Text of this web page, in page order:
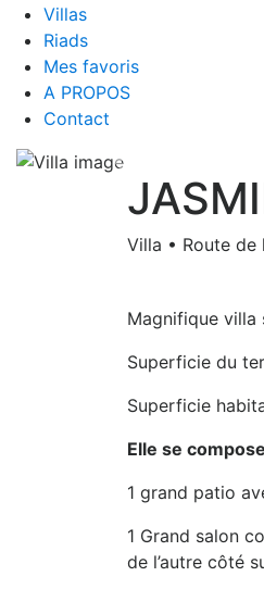
Villas
Riads
Mes favoris
A PROPOS
Contact
Villa • Route de
Magnifique villa
Superficie du
Superficie
Elle se
1 grand patio
1 Grand salon
de l’autre côté